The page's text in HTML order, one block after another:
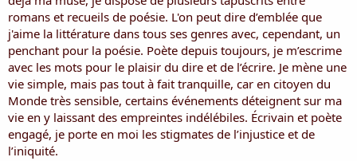
c
u
s
s
i
o
n
romans et recueils de poésie. L'on peut dire d’emblée que
j'aime la littérature dans tous ses genres avec, cependant, un
penchant pour la poésie. Poète depuis toujours, je m’escrime
avec les mots pour le plaisir du dire et de l’écrire. Je mène une
vie simple, mais pas tout à fait tranquille, car en citoyen du
Monde très sensible, certains événements déteignent sur ma
vie en y laissant des empreintes indélébiles. Écrivain et poète
engagé, je porte en moi les stigmates de l’injustice et de
l’iniquité.